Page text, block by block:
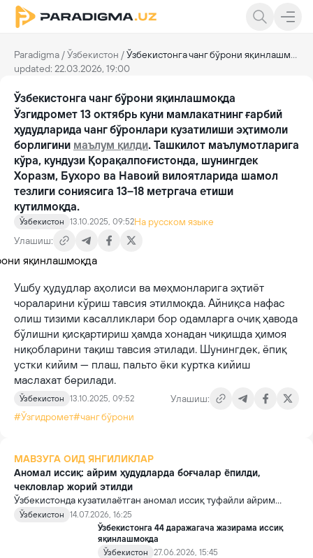
Paradigma /Ўзбекистон /Ўзбекистонга чанг бўрони яқинлашмоқда
updated: 22.03.2026, 19:00
Ўзбекистонга чанг бўрони яқинлашмоқда
Ўзгидромет 13 октябрь куни мамлакатнинг ғарбий
ҳудудларида чанг бўронлари кузатилиши эҳтимоли
борлигини маълум қилди. Ташкилот маълумотларига
кўра, кундузи Қорақалпоғистонда, шунингдек
Хоразм, Бухоро ва Навоий вилоятларида шамол
тезлиги сониясига 13–18 метргача етиши
кутилмоқда.
Ўзбекистон 13.10.2025, 09:52На русском языке
Улашиш:
Ушбу ҳудудлар аҳолиси ва меҳмонларига эҳтиёт
чораларини кўриш тавсия этилмоқда. Айниқса нафас
олиш тизими касалликлари бор одамларга очиқ ҳавода
бўлишни қисқартириш ҳамда хонадан чиқишда ҳимоя
ниқобларини тақиш тавсия этилади. Шунингдек, ёпиқ
устки кийим — плаш, пальто ёки куртка кийиш
маслахат берилади.
Ўзбекистон 13.10.2025, 09:52
Улашиш:
#Ўзгидромет#чанг бўрони
МАВЗУГА ОИД ЯНГИЛИКЛАР
Аномал иссиқ: айрим ҳудудларда боғчалар ёпилди,
чекловлар жорий этилди
Ўзбекистонда кузатилаётган аномал иссиқ туфайли айрим
ҳудудларда болалар хавфсизлигини таъминлаш ва йўл
инфратузилмасини муҳофаза қилишга қаратилган вақтинчалик
чекловлар жорий этилди.
Ўзбекистон
14.07.2026, 16:25
Ўзбекистонга 44 даражагача жазирама иссиқ
яқинлашмоқда
Ўзбекистон
27.06.2026, 15:45